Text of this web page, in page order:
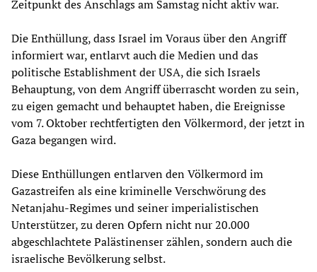
Zeitpunkt des Anschlags am Samstag nicht aktiv war.
Die Enthüllung, dass Israel im Voraus über den Angriff
informiert war, entlarvt auch die Medien und das
politische Establishment der USA, die sich Israels
Behauptung, von dem Angriff überrascht worden zu sein,
zu eigen gemacht und behauptet haben, die Ereignisse
vom 7. Oktober rechtfertigten den Völkermord, der jetzt in
Gaza begangen wird.
Diese Enthüllungen entlarven den Völkermord im
Gazastreifen als eine kriminelle Verschwörung des
Netanjahu-Regimes und seiner imperialistischen
Unterstützer, zu deren Opfern nicht nur 20.000
abgeschlachtete Palästinenser zählen, sondern auch die
israelische Bevölkerung selbst.